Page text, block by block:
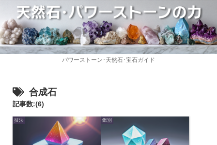
パワーストーン･天然石･宝石ガイド
合成石
記事数:(6)
技法 鑑別